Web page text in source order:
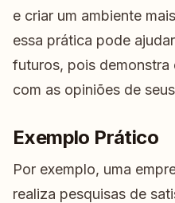
e criar um ambiente
essa prática pode
futuros, pois demonstra
com as opiniões de
Exemplo Prático
Por exemplo, uma
realiza pesquisas de